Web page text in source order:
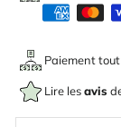
Paiement
Lire lesavis